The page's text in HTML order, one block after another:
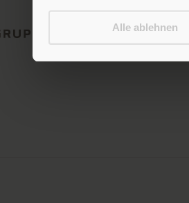
Alle ablehnen